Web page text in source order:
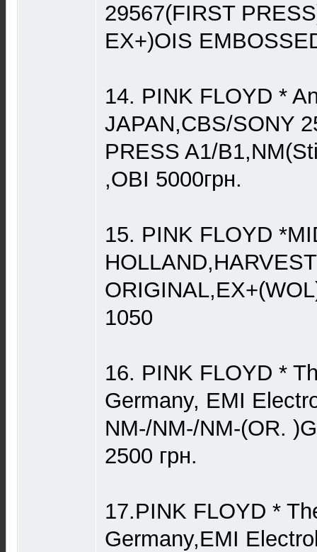
29567(FIRST
EX+)OIS
14. PINK FLOYD *
JAPAN,CBS/SONY
PRESS A1/
,OBI 5000грн.
15. PINK FLOYD
1050
16. PINK FLOYD *
Germany, EMI
NM-/NM-/NM-(OR.
2500 грн.
17.PINK FLOYD *
Germany,EMI